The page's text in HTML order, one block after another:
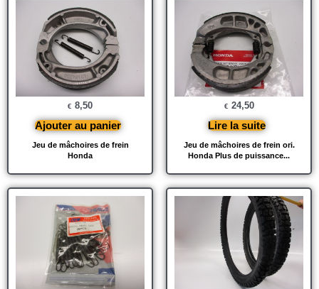
Jeu de mâchoires de frein
Honda
€ 8,50
Ajouter au panier
Jeu de mâchoires de frein ori.
Honda Plus de puissance...
€ 24,50
Lire la suite